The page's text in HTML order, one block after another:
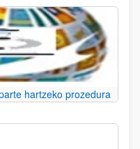
hartzeko prozedura